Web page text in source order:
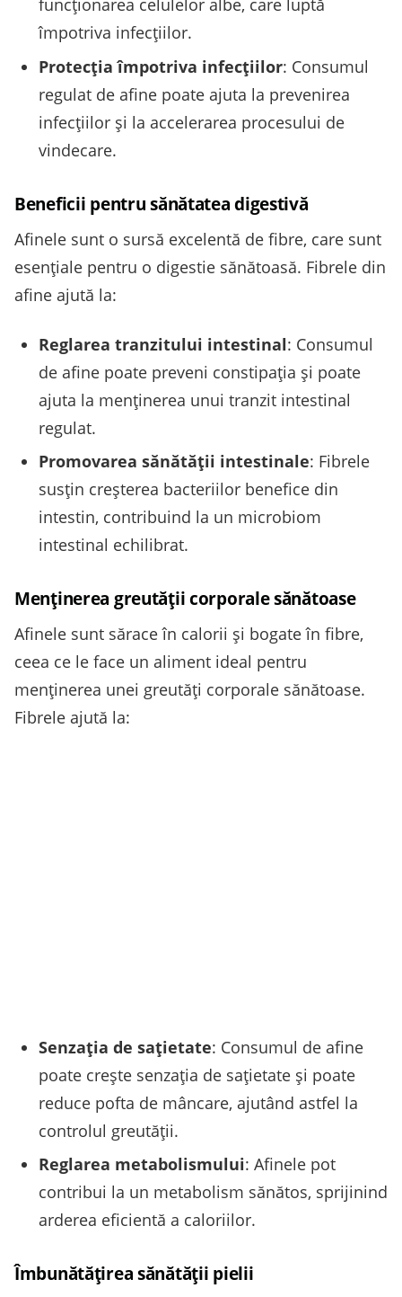
funcționarea celulelor albe, care luptă
împotriva infecțiilor.
Protecția împotriva infecțiilor: Consumul
regulat de afine poate ajuta la prevenirea
infecțiilor și la accelerarea procesului de
vindecare.
Beneficii pentru sănătatea digestivă
Afinele sunt o sursă excelentă de fibre, care sunt
esențiale pentru o digestie sănătoasă. Fibrele din
afine ajută la:
Reglarea tranzitului intestinal: Consumul
de afine poate preveni constipația și poate
ajuta la menținerea unui tranzit intestinal
regulat.
Promovarea sănătății intestinale: Fibrele
susțin creșterea bacteriilor benefice din
intestin, contribuind la un microbiom
intestinal echilibrat.
Menținerea greutății corporale sănătoase
Afinele sunt sărace în calorii și bogate în fibre,
ceea ce le face un aliment ideal pentru
menținerea unei greutăți corporale sănătoase.
Fibrele ajută la:
Senzația de sațietate: Consumul de afine
poate crește senzația de sațietate și poate
reduce pofta de mâncare, ajutând astfel la
controlul greutății.
Reglarea metabolismului: Afinele pot
contribui la un metabolism sănătos, sprijinind
arderea eficientă a caloriilor.
Îmbunătățirea sănătății pielii